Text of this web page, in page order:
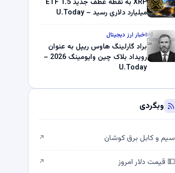
XRP به نقطه عطف جدید ETF 1.5
میلیارد دلاری رسید – U.Today
اخبار ارز دیجیتال
براد گارلینگ هاوس ریپل به عنوان
رویداد بلاک چین وایومینگ 2026 –
U.Today
وبگردی
سیم و کابل برق کوشان ↗
💵 قیمت دلار امروز ↗